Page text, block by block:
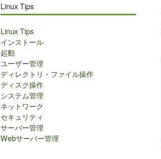
Linux Tips
Linux Tips
インストール
起動
ユーザー管理
ディレクトリ・ファイル操作
ディスク操作
システム管理
ネットワーク
セキュリティ
サーバー管理
Webサーバー管理